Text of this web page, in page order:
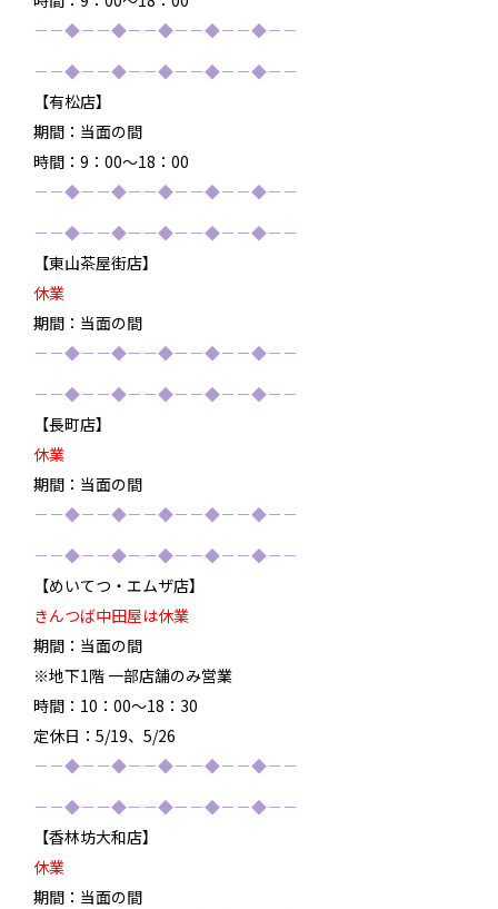
－－◆－－◆－－◆－－◆－－◆－－
－－◆－－◆－－◆－－◆－－◆－－
【有松店】
期間：当面の間
時間：9：00～18：00
－－◆－－◆－－◆－－◆－－◆－－
－－◆－－◆－－◆－－◆－－◆－－
【東山茶屋街店】
休業
期間：当面の間
－－◆－－◆－－◆－－◆－－◆－－
－－◆－－◆－－◆－－◆－－◆－－
【長町店】
休業
期間：当面の間
－－◆－－◆－－◆－－◆－－◆－－
－－◆－－◆－－◆－－◆－－◆－－
【めいてつ・エムザ店】
きんつば中田屋は休業
期間：当面の間
※地下1階 一部店舗のみ営業
時間：10：00～18：30
定休日：5/19、5/26
－－◆－－◆－－◆－－◆－－◆－－
－－◆－－◆－－◆－－◆－－◆－－
【香林坊大和店】
休業
期間：当面の間